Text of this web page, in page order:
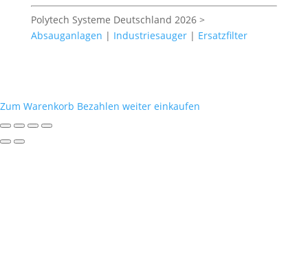
Polytech Systeme Deutschland 2026 >
Absauganlagen | Industriesauger| Ersatzfilter
Zum Warenkorb Bezahlen weiter einkaufen